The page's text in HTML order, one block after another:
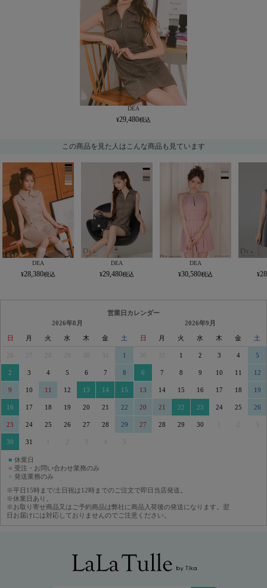
DEA
29,480
この商品を見た人はこんな商品も見ています
DEA
28,380
DEA
29,480
DEA
30,580
営業日カレンダー
2026年8月
日 月 火 水 木 金 土
29 30 31 1
2 3 4 5 6 7 8
9 10 11 12 13 14 15
16 17 18 19 20 21 22
23 24 25 26 27 28 29
30 31 3 5
2026年9月
日 月 火 水 木 金 土
30 31 1 2 3 4 5
6 7 8 9 10 11 12
13 14 15 16 17 18 19
20 21 22 23 24 25 26
27 28 29 30 3
■ 休業日
■ 受注・お問い合わせ業務のみ
■ 発送業務のみ
※平日15時まで/土日祝は12時までのご注文で即日当店発送。
※休業日あり。
※お取り寄せ商品又はご予約商品は弊社に商品入荷後の発送になります。翌
日お届けには対応しておりませんのでご注意ください。